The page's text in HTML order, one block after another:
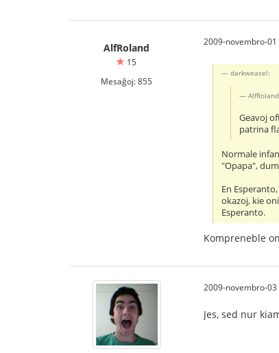
AlfRoland
15
Mesaĝoj: 855
2009-novembro-01
darkweasel:
Geavoj
patrina
Normale
"Opapa",
En
okazoj, kie
Esperanto.
Kompreneble
2009-novembro-03
Jes, sed nur